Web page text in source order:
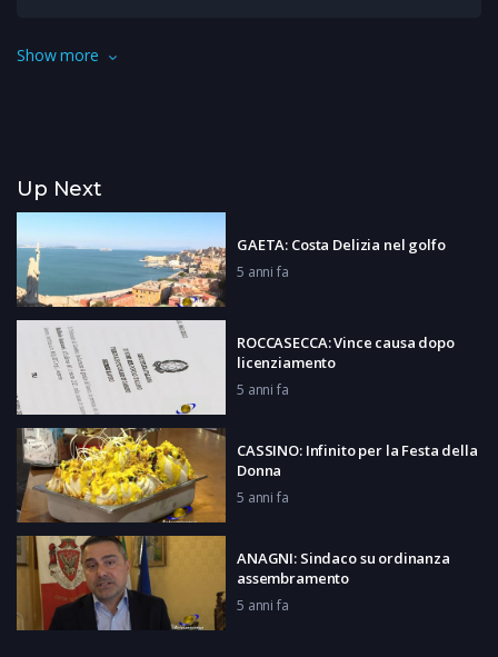
Situazione grave ma non catastrofica. E’ il sindaco di Alatri a
ogni espansione del virus.
Show more
Up Next
GAETA: Costa Delizia nel golfo
5 anni fa
ROCCASECCA: Vince causa dopo
licenziamento
5 anni fa
CASSINO: Infinito per la Festa della
Donna
5 anni fa
ANAGNI: Sindaco su ordinanza
assembramento
5 anni fa